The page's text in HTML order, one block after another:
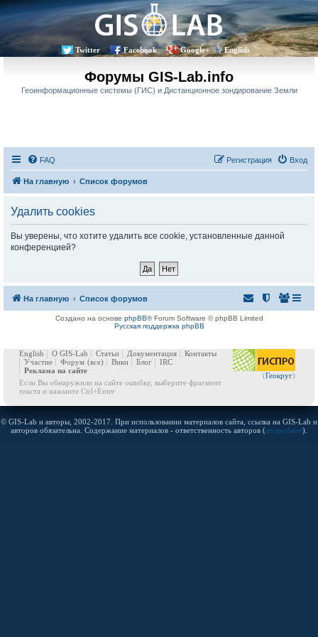
Twitter Facebook Google+ English
Форумы GIS-Lab.info
Геоинформационные системы (ГИС) и Дистанционное зондирование Земли
FAQ Вход
Регистрация
На главную Список форумов
Удалить cookies
Вы уверены, что хотите удалить все cookie, установленные данной
конференцией?
На главную Список форумов
Создано на основе phpBB® Forum Software © phpBB Limited
Русская поддержка phpBB
(Геокруг)
English О GIS-Lab Статьи Документация
Контакты
Участие
Форум (все) Вики Блог
IRC
Реклама на сайте
Если Вы обнаружили на сайте ошибку, выберите фрагмент
текста и нажмите Ctrl+Enter
© GIS-Lab и авторы, 2002-2017. При использовании материалов сайта, ссылка на GIS-Lab и
авторов обязательна. Содержание материалов - ответственность авторов (подробнее).